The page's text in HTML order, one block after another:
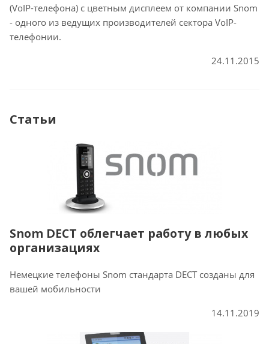
(VoIP-телефона) с цветным дисплеем от компании Snom
- одного из ведущих производителей сектора VoIP-
телефонии.
24.11.2015
Статьи
Snom DECT облегчает работу в любых
организациях
Немецкие телефоны Snom стандарта DECT созданы для
вашей мобильности
14.11.2019